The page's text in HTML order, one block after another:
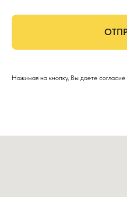
Нажимая на кнопку, Вы даете согласие